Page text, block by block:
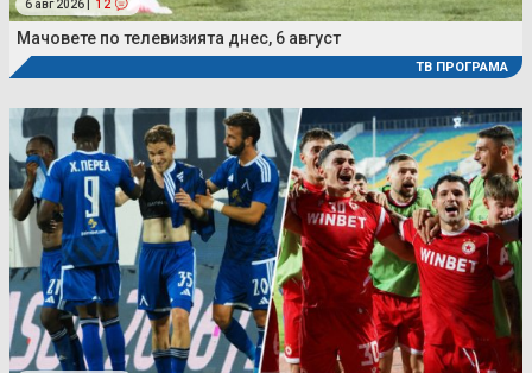
6 авг 2026 | 12
Мачовете по телевизията днес, 6 август
ТВ ПРОГРАМА